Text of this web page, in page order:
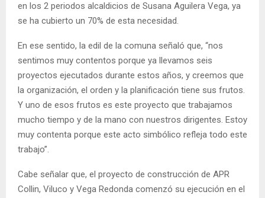
en los 2 periodos alcaldicios de Susana Aguilera Vega, ya
se ha cubierto un 70% de esta necesidad.
En ese sentido, la edil de la comuna señaló que, “nos
sentimos muy contentos porque ya llevamos seis
proyectos ejecutados durante estos años, y creemos que
la organización, el orden y la planificación tiene sus frutos.
Y uno de esos frutos es este proyecto que trabajamos
mucho tiempo y de la mano con nuestros dirigentes. Estoy
muy contenta porque este acto simbólico refleja todo este
trabajo”.
Cabe señalar que, el proyecto de construcción de APR
Collin, Viluco y Vega Redonda comenzó su ejecución en el